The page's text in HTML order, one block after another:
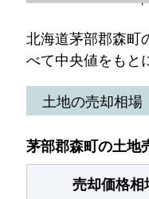
北海道茅部郡森町
べて中央値をもと
土地の売却相場
茅部郡森町の土地
売却価格相